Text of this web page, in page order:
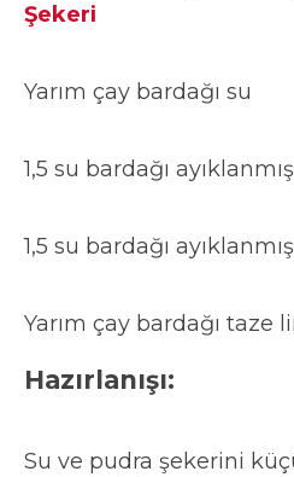
Şekeri
Yarım çay bardağı su
1,5 su bardağı
1,5 su bardağı
Yarım çay bardağı taze
Hazırlanışı:
Su ve pudra şekerini